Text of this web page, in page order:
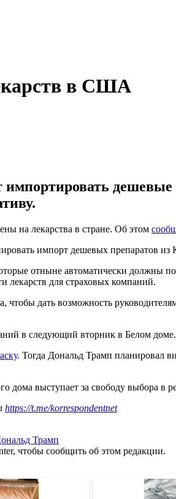
в США
импортировать
на лекарства в стране. Об этом
импорт дешевых препаратов из
отныне автоматически должны
лекарств для страховых компаний.
чтобы дать возможность
в следующий вторник в Белом доме.
. Тогда Дональд Трамп планировал
дома выступает за свободу выбора в
https://t.me/korrespondentnet
Трамп
чтобы сообщить об этом редакции.